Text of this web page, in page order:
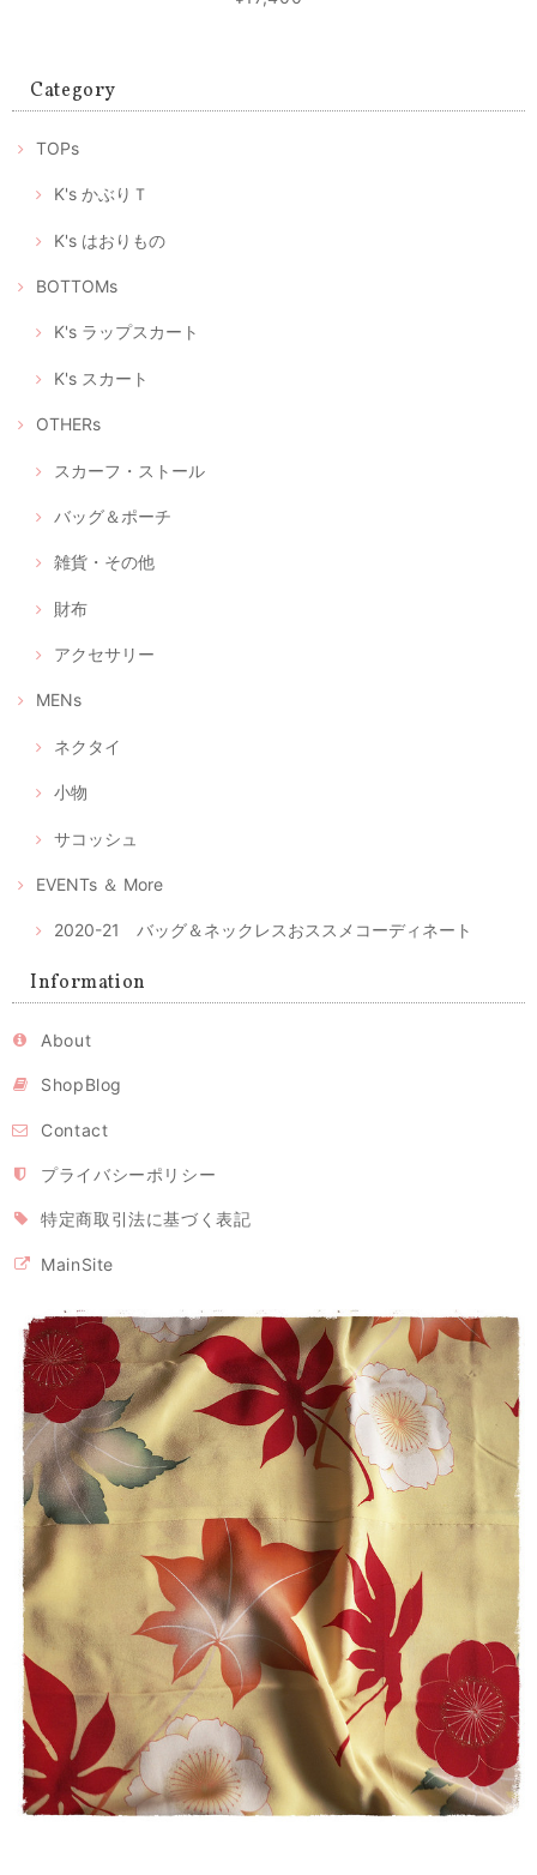
は可愛い物が大好きです。 大変喜んで頂いて、嬉しかったです。 この
からも素敵な作品を楽しみにしております。 ありがとうございました😊
喜んでいただけたようで私もとても嬉しいです。 何よりプ
レゼントに込められた優しい気持ちに、気分も明るくなら
いて、これからもこんなふうに喜んでいただけるリメイク
とうございました。 今後ともどうぞよろしくお願いいたし
2020/04/28
注文後、すぐに届きました。時節柄、少しでも早く入手したい物だった
と手触りでうっとりしました。 マスクもしっかりしており手づくりの風
で使いたいな、と思っています。
レビュー有難うございます。気に入っていただけてとても
2020/04/26
2020/04/26
2020/04/26
留守家庭で働く友人に贈りました。現在マスクは高騰の中、手作りでお
揃いのケースまでつけての販売は、この価格で購入出来る事を感謝して
おります。 とても可愛い色でマスクを付けて子ども達の前で元気になっ
て欲しいです。 製作者の方へ 可愛い作品をありがとうございました。
ご自身もご自愛下さいませ。
この度はご購入ありがとうございました！ レビューも大変
励みになります。 保管していた生地がマスクに変身すると
きが来るとは、思ってもみませんでした。でも、つくった
ものがどなたかの役に立ち、少しでも気持ちを明るくして
いただけるのなら、こんなうれしいことはありません。 お
友達を気遣うそのお気持ちも素敵です。 これからも心身と
もに健やかに過ごせるよう、自分にできることを工夫しな
がらやっていこうと思います。 お互い、元気でいましょう
Category
TOPs
K's かぶりＴ
K's はおりもの
BOTTOMs
K's ラップスカート
K's スカート
OTHERs
スカーフ・ストール
バッグ＆ポーチ
雑貨・その他
財布
アクセサリー
MENs
ネクタイ
小物
サコッシュ
EVENTs ＆ More
2020-21 バッグ＆ネックレスおススメコーディネート
Information
About
ShopBlog
Contact
プライバシーポリシー
特定商取引法に基づく表記
MainSite